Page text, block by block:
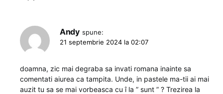
Andy spune:
21 septembrie 2024 la 02:07
doamna, zic mai degraba sa invati romana inainte sa
comentati aiurea ca tampita. Unde, in pastele ma-tii ai mai
auzit tu sa se mai vorbeasca cu î la ” sunt ” ? Trezirea la